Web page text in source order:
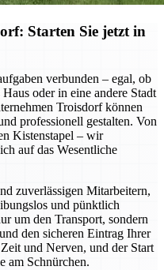
Starten Sie jetzt in
verbunden – egal, ob
oder in eine andere Stadt
Troisdorf können
professionell gestalten. Von
Kistenstapel – wir
auf das Wesentliche
zuverlässigen Mitarbeitern,
und pünktlich
um den Transport, sondern
den sicheren Eintrag Ihrer
und Nerven, und der Start
am Schnürchen.